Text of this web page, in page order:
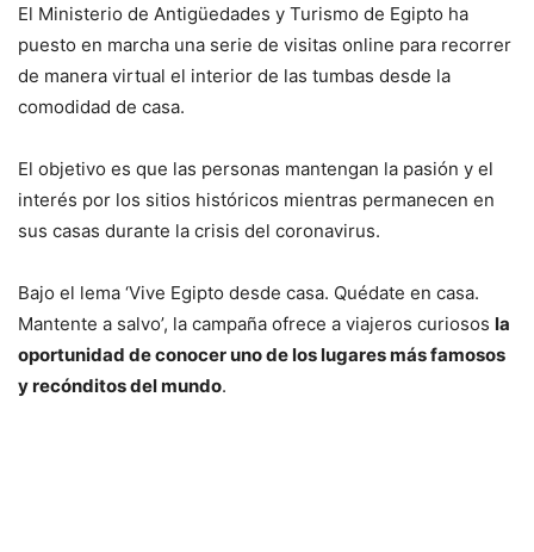
El Ministerio de Antigüedades y Turismo de Egipto ha
puesto en marcha una serie de visitas online para recorrer
de manera virtual el interior de las tumbas desde la
comodidad de casa.
El objetivo es que las personas mantengan la pasión y el
interés por los sitios históricos mientras permanecen en
sus casas durante la crisis del coronavirus.
Bajo el lema ‘Vive Egipto desde casa. Quédate en casa.
Mantente a salvo’, la campaña ofrece a viajeros curiosos la
oportunidad de conocer uno de los lugares más famosos
y recónditos del mundo.